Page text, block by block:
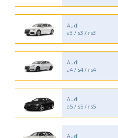
Audi
a3 / s3 / rs3
Audi
a4 / s4 / rs4
Audi
a5 / s5 / rs5
Audi